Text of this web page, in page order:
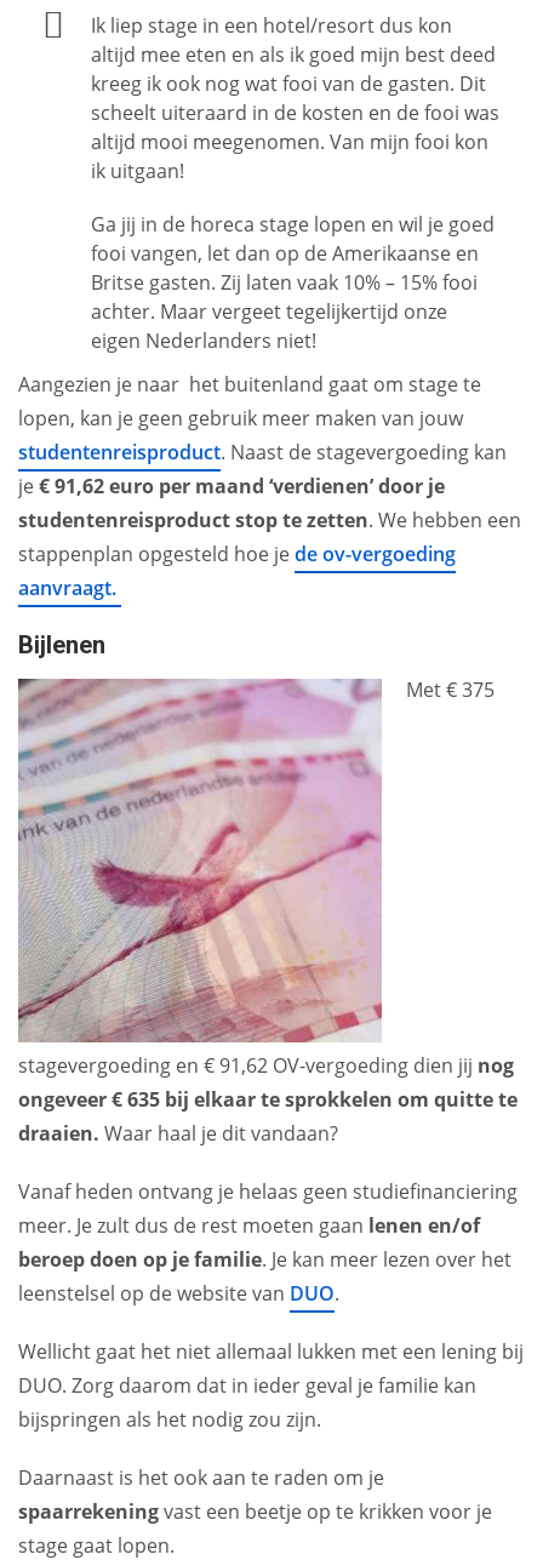
Ik liep stage in een hotel/resort dus kon
altijd mee eten en als ik goed mijn best deed
kreeg ik ook nog wat fooi van de gasten. Dit
scheelt uiteraard in de kosten en de fooi was
altijd mooi meegenomen. Van mijn fooi kon
ik uitgaan!
Ga jij in de horeca stage lopen en wil je goed
fooi vangen, let dan op de Amerikaanse en
Britse gasten. Zij laten vaak 10% – 15% fooi
achter. Maar vergeet tegelijkertijd onze
eigen Nederlanders niet!
Aangezien je naar het buitenland gaat om stage te
lopen, kan je geen gebruik meer maken van jouw
studentenreisproduct. Naast de stagevergoeding kan
je€ 91,62 euro per maand ‘verdienen’ door je
studentenreisproduct stop te zetten. We hebben een
stappenplan opgesteld hoe jede ov-vergoeding
aanvraagt.
Bijlenen
Met € 375
stagevergoeding en € 91,62 OV-vergoeding dien jij nog
ongeveer € 635 bij elkaar te sprokkelen om quitte te
draaien. Waar haal je dit vandaan?
Vanaf heden ontvang je helaas geen studiefinanciering
meer. Je zult dus de rest moeten gaan lenen en/of
beroep doen op je familie. Je kan meer lezen over het
leenstelsel op de website van DUO.
Wellicht gaat het niet allemaal lukken met een lening bij
DUO. Zorg daarom dat in ieder geval je familie kan
bijspringen als het nodig zou zijn.
Daarnaast is het ook aan te raden om je
spaarrekeningvast een beetje op te krikken voor je
stage gaat lopen.